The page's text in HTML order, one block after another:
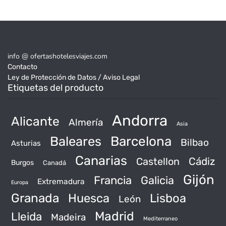
info @ ofertashotelesviajes.com
Contacto
Ley de Protección de Datos / Aviso Legal
Etiquetas del producto
Alicante Almería Andorra Asia
Asturias Baleares Barcelona Bilbao
Burgos Canadá Canarias Castellon Cádiz
Europa Extremadura Francia Galicia Gijón
Granada Huesca León Lisboa
Lleida Madeira Madrid Mediterraneo